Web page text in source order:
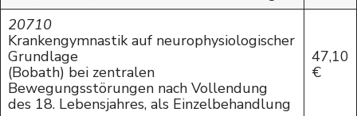
20710
Krankengymnastik auf neurophysiologischer
Grundlage
(Bobath) bei zentralen
Bewegungsstörungen nach Vollendung
des 18. Lebensjahres, als Einzelbehandlung
47,10
€